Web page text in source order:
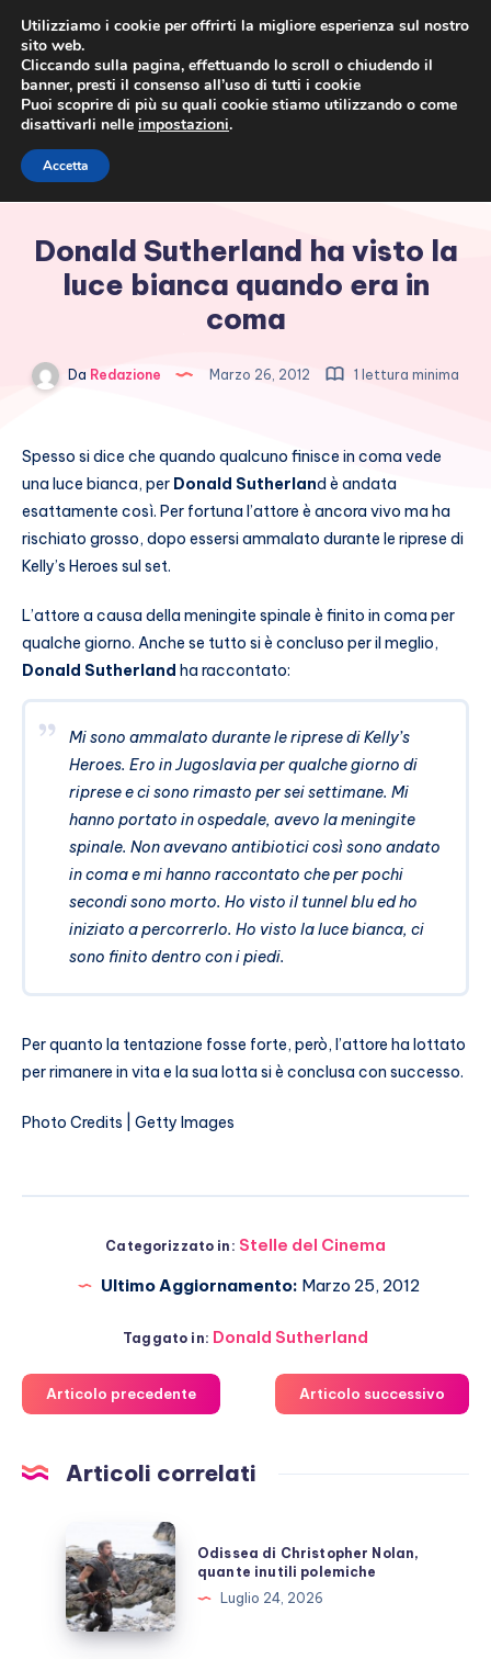
Donald Sutherland ha visto la
luce bianca quando era in
coma
Da Redazione Marzo 26, 2012 1 lettura minima
Spesso si dice che quando qualcuno finisce in coma vede
una luce bianca, per Donald Sutherland è andata
esattamente così. Per fortuna l’attore è ancora vivo ma ha
rischiato grosso, dopo essersi ammalato durante le riprese di
Kelly’s Heroes sul set.
L’attore a causa della meningite spinale è finito in coma per
qualche giorno. Anche se tutto si è concluso per il meglio,
Donald Sutherland ha raccontato:
Mi sono ammalato durante le riprese di Kelly’s
Heroes. Ero in Jugoslavia per qualche giorno di
riprese e ci sono rimasto per sei settimane. Mi
hanno portato in ospedale, avevo la meningite
spinale. Non avevano antibiotici così sono andato
in coma e mi hanno raccontato che per pochi
secondi sono morto. Ho visto il tunnel blu ed ho
iniziato a percorrerlo. Ho visto la luce bianca, ci
sono finito dentro con i piedi.
Per quanto la tentazione fosse forte, però, l’attore ha lottato
per rimanere in vita e la sua lotta si è conclusa con successo.
Photo Credits | Getty Images
Categorizzato in: Stelle del Cinema
Ultimo Aggiornamento: Marzo 25, 2012
Taggato in: Donald Sutherland
Articolo precedente Articolo successivo
Articoli correlati
di
Christopher
Nolan,
quante
Odissea di Christopher Nolan,
quante inutili polemiche
Luglio 24, 2026
Utilizziamo i cookie per offrirti la migliore esperienza sul nostro
sito web.
Cliccando sulla pagina, effettuando lo scroll o chiudendo il
banner, presti il consenso all’uso di tutti i cookie
Puoi scoprire di più su quali cookie stiamo utilizzando o come
disattivarli nelle impostazioni.
Accetta